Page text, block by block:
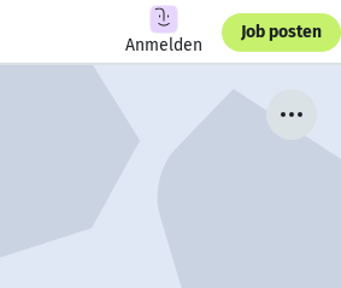
Anmelden
Job posten